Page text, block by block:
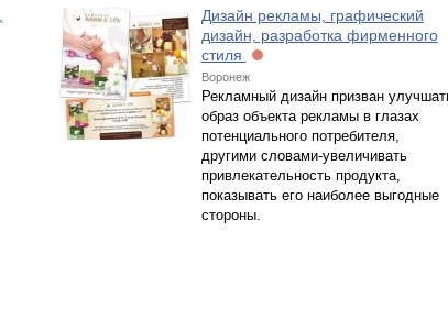
Дизайн рекламы, графический
дизайн, разработка фирменного
стиля
Воронеж
Рекламный дизайн призван
образ объекта рекламы в глазах
потенциального потребителя,
другими словами-увеличивать
привлекательность продукта,
показывать его наиболее выгодные
стороны.